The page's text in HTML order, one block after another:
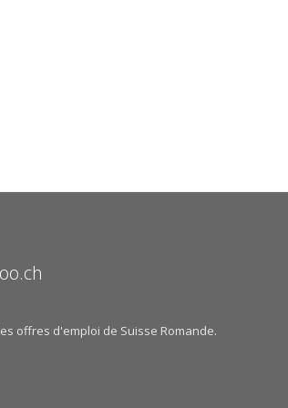
offres d'emploi de Suisse Romande.